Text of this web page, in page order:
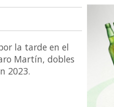
la tarde en el
Martín, dobles
2023.